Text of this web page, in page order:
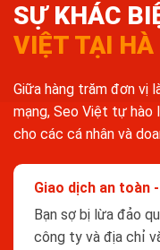
SỰ KHÁC
VIỆT TẠI HÀ
Giữa hàng trăm đơn vị
mạng, Seo Việt tự hào
cho các cá nhân và
Giao dịch an toàn
Bạn sợ bị lừa đảo
công ty và địa chỉ